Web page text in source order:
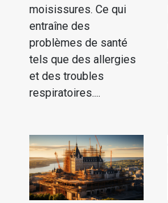
moisissures. Ce qui
entraîne des
problèmes de santé
tels que des allergies
et des troubles
respiratoires....